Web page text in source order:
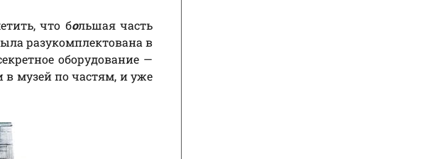
что большая часть
разукомплектована в
оборудование —
в музей по частям, и уже